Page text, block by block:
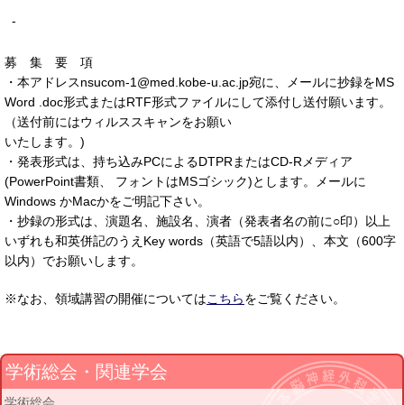
-
募 集 要 項
・本アドレスnsucom-1@med.kobe-u.ac.jp宛に、メールに抄録をMS
Word .doc形式またはRTF形式ファイルにして添付し送付願います。
（送付前にはウィルススキャンをお願い
いたします。)
・発表形式は、持ち込みPCによるDTPRまたはCD-Rメディア
(PowerPoint書類、 フォントはMSゴシック)とします。メールに
Windows かMacかをご明記下さい。
・抄録の形式は、演題名、施設名、演者（発表者名の前に○印）以上
いずれも和英併記のうえKey words（英語で5語以内）、本文（600字
以内）でお願いします。
※なお、領域講習の開催についてはこちらをご覧ください。
学術総会・関連学会